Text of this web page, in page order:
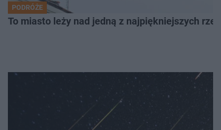
PODRÓŻE
To miasto leży nad jedną z najpiękniejszych